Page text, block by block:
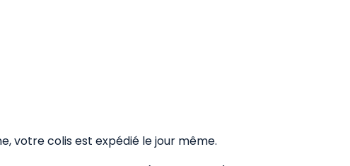
votre colis est expédié le jour même.